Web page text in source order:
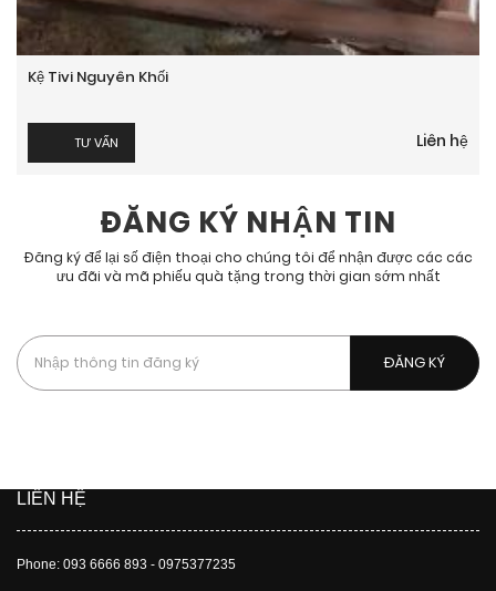
Kệ Tivi Nguyên Khối
TƯ VẤN Liên hệ
ĐĂNG KÝ NHẬN TIN
Đăng ký để lại số điện thoại cho chúng tôi để nhận được các các
ưu đãi và mã phiếu quà tặng trong thời gian sớm nhất
LIÊN HỆ
Phone: 093 6666 893 - 0975377235